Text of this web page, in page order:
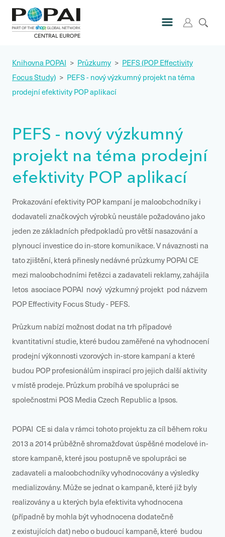
Knihovna POPAI > Průzkumy > PEFS (POP Effectivity
Focus Study) > PEFS - nový výzkumný projekt na téma
prodejní efektivity POP aplikací
PEFS - nový výzkumný
projekt na téma prodejní
efektivity POP aplikací
Prokazování efektivity POP kampaní je maloobchodníky i
dodavateli značkových výrobků neustále požadováno jako
jeden ze základních předpokladů pro větší nasazování a
plynoucí investice do in-store komunikace. V návaznosti na
tato zjištění, která přinesly nedávné průzkumy POPAI CE
mezi maloobchodními řetězci a zadavateli reklamy, zahájila
letos asociace POPAI nový výzkumný projekt pod názvem
POP Effectivity Focus Study - PEFS.
Průzkum nabízí možnost dodat na trh případové
kvantitativní studie, které budou zaměřené na vyhodnocení
prodejní výkonnosti vzorových in-store kampaní a které
budou POP profesionálům inspirací pro jejich další aktivity
v místě prodeje. Průzkum probíhá ve spolupráci se
společnostmi POS Media Czech Republic a Ipsos.
POPAI CE si dala v rámci tohoto projektu za cíl během roku
2013 a 2014 průběžně shromažďovat úspěšné modelové in-
store kampaně, které jsou postupně ve spolupráci se
zadavateli a maloobchodníky vyhodnocovány a výsledky
medializovány. Může se jednat o kampaně, které již byly
realizovány a u kterých byla efektivita vyhodnocena
(případně by mohla být vyhodnocena dodatečně
z existujících dat) nebo o budoucí kampaně, které budou